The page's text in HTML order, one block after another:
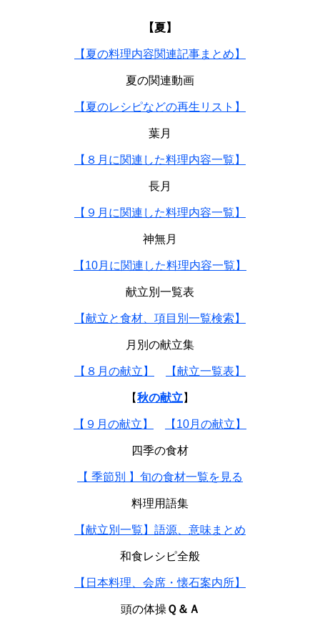
【夏】
【夏の料理内容関連記事まとめ】
夏の関連動画
【夏のレシピなどの再生リスト】
葉月
【８月に関連した料理内容一覧】
長月
【９月に関連した料理内容一覧】
神無月
【10月に関連した料理内容一覧】
献立別一覧表
【献立と食材、項目別一覧検索】
月別の献立集
【８月の献立】 【献立一覧表】
【秋の献立 】
【９月の献立】 【10月の献立】
四季の食材
【 季節別 】旬の食材一覧を見る
料理用語集
【献立別一覧】語源、意味まとめ
和食レシピ全般
【日本料理、会席・懐石案内所】
頭の体操Ｑ＆Ａ